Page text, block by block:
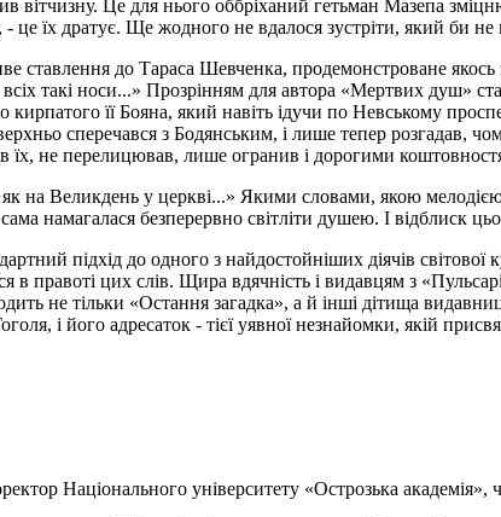
вітчизну. Це для нього оббріханий гетьман Мазепа
їх дратує. Ще жодного не вдалося зустріти, який би не
ставлення до Тараса Шевченка, продемонстроване
такі носи...» Прозрінням для автора «Мертвих душ»
кирпатого її Бояна, який навіть ідучи по Невському
сперечався з Бодянським, і лише тепер розгадав,
їх, не перелицював, лише огранив і дорогими
на Великдень у церкві...» Якими словами, якою
намагалася безперервно світліти душею. І відблиск
підхід до одного з найдостойніших діячів
в правоті цих слів. Щира вдячність і видавцям з
не тільки «Остання загадка», а й інші дітища
і його адресаток - тієї уявної незнайомки, якій
Національного університету «Острозька академія»,